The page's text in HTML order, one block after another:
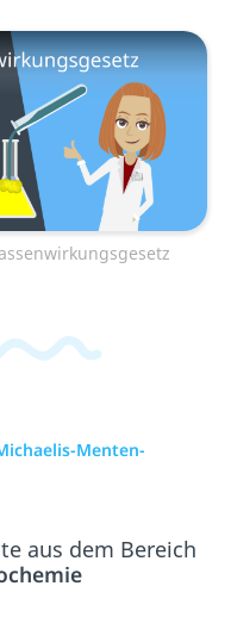
Menten-
aus dem Bereich